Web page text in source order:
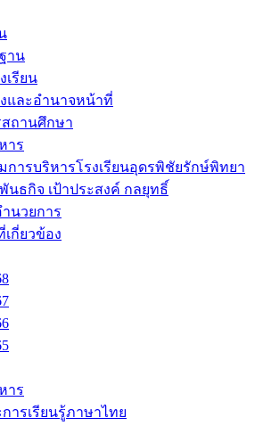
าน
เรียน
และอำนาจหน้าที่
ถานศึกษา
าร
ารบริหารโรงเรียนอุดรพิชัยรักษ์พิทยา
นธกิจ เป้าประสงค์ กลยุทธิ์
ำนวยการ
กี่ยวข้อง
าร
ารเรียนรู้ภาษาไทย